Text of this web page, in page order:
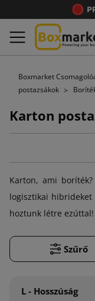
Boxmarket
postazsákok
Karton
Karton, ami
logisztikai
hoztunk létre ezúttal!
Szűrő
L - Hosszúság